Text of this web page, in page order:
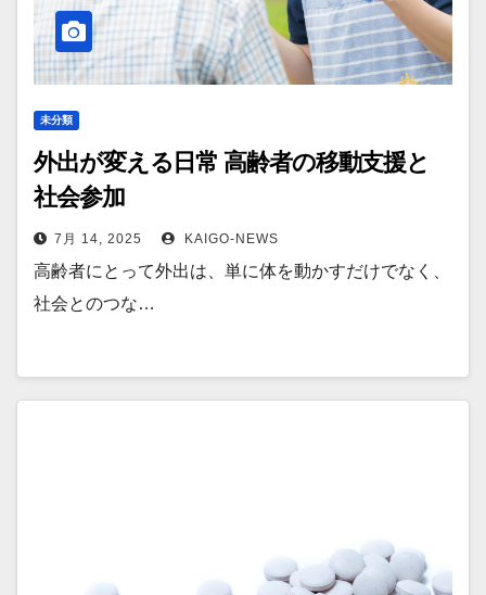
未分類
外出が変える日常 高齢者の移動支援と
社会参加
7月 14, 2025 KAIGO-NEWS
高齢者にとって外出は、単に体を動かすだけでなく、
社会とのつな…